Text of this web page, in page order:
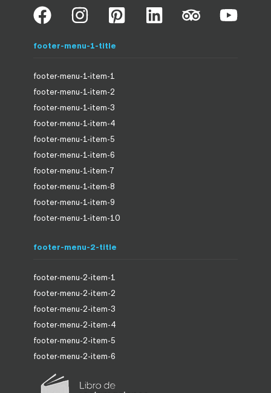
footer-menu-1-title
footer-menu-1-item-1
footer-menu-1-item-2
footer-menu-1-item-3
footer-menu-1-item-4
footer-menu-1-item-5
footer-menu-1-item-6
footer-menu-1-item-7
footer-menu-1-item-8
footer-menu-1-item-9
footer-menu-1-item-10
footer-menu-2-title
footer-menu-2-item-1
footer-menu-2-item-2
footer-menu-2-item-3
footer-menu-2-item-4
footer-menu-2-item-5
footer-menu-2-item-6